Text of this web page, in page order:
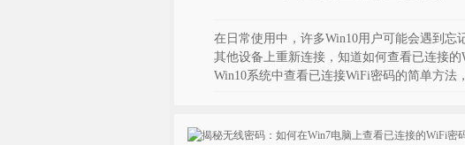
在日常使用中，许多Win10用户可能会遇到
其他设备上重新连接，知道如何查看已连接
Win10系统中查看已连接WiFi密码的简单方法